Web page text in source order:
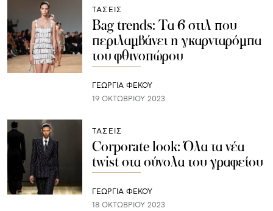
ΤΑΣΕΙΣ
Bag trends: Τα 6 στιλ που
περιλαμβάνει η γκαρνταρόμπα
του φθινοπώρου
ΓΕΩΡΓΙΑ ΦΕΚΟΥ
19 ΟΚΤΩΒΡΊΟΥ 2023
ΤΑΣΕΙΣ
Corporate look: Όλα τα νέα
twist στα σύνολα του γραφείου
ΓΕΩΡΓΙΑ ΦΕΚΟΥ
18 ΟΚΤΩΒΡΊΟΥ 2023